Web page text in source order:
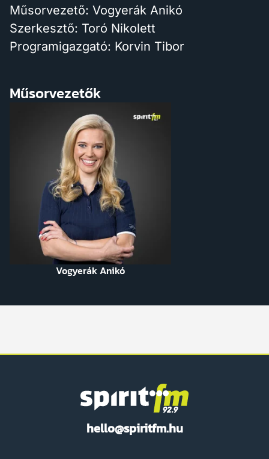
Műsorvezető: Vogyerák Anikó
Szerkesztő: Toró Nikolett
Programigazgató: Korvin Tibor
Műsorvezetők
Vogyerák Anikó
hello@spiritfm.hu
FM